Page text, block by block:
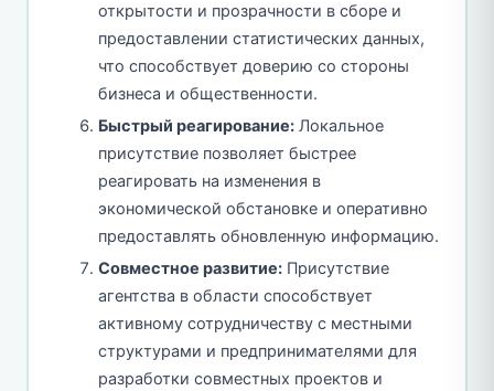
открытости и прозрачности в сборе и
предоставлении статистических данных,
что способствует доверию со стороны
бизнеса и общественности.
Быстрый реагирование: Локальное
присутствие позволяет быстрее
реагировать на изменения в
экономической обстановке и оперативно
предоставлять обновленную информацию.
Совместное развитие: Присутствие
агентства в области способствует
активному сотрудничеству с местными
структурами и предпринимателями для
разработки совместных проектов и